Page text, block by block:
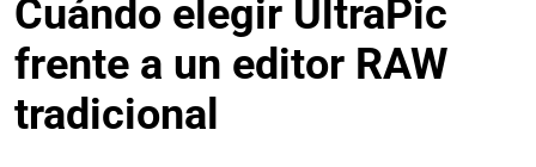
Cuándo elegir UltraPic
frente a un editor RAW
tradicional